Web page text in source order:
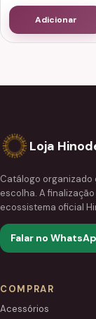
Adicionar
Loja
Catálogo
escolha. A
ecossistema oficial
Falar no
COMPRAR
Acessórios